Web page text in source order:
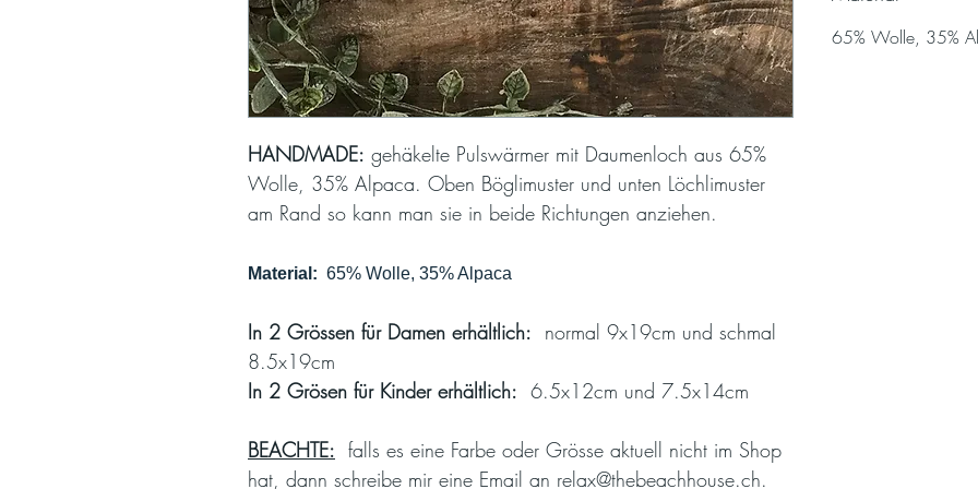
HANDMADE: gehäkelte Pulswärmer mit Daumenloch aus 65%
Wolle, 35% Alpaca. Oben Böglimuster und unten Löchlimuster
am Rand so kann man sie in beide Richtungen anziehen.
Material: 65% Wolle, 35% Alpaca
In 2 Grössen für Damen erhältlich: normal 9x19cm und schmal
8.5x19cm
In 2 Grösen für Kinder erhältlich: 6.5x12cm und 7.5x14cm
BEACHTE: falls es eine Farbe oder Grösse aktuell nicht im Shop
hat, dann schreibe mir eine Email an relax@thebeachhouse.ch.
65% Wolle, 35%